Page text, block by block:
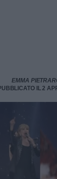
EMMA
IL 2